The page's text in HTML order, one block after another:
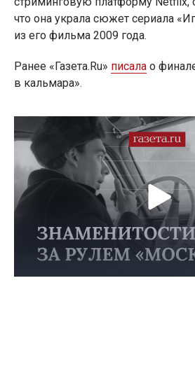
что она украла сюжет сериала
из его фильма 2009 года.
Ранее «Газета.Ru» писала о
в кальмара».